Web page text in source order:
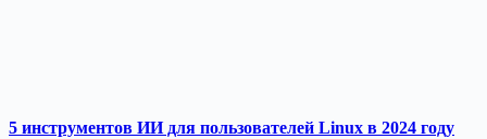
5 инструментов ИИ для пользователей Linux в 2024 году